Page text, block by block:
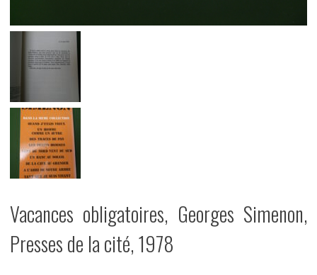
Vacances obligatoires, Georges Simenon,
Presses de la cité, 1978